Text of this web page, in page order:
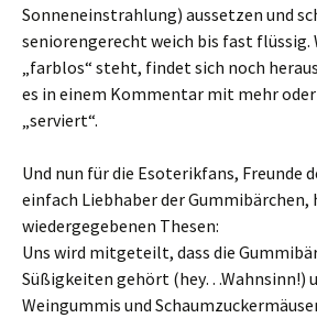
Sonneneinstrahlung) aussetzen und
seniorengerecht weich bis fast flüssig.
„farblos“ steht, findet sich noch
es in einem Kommentar mit mehr
„serviert“.
Und nun für die Esoterikfans, Freunde
einfach Liebhaber der Gummibärchen,
wiedergegebenen Thesen:
Uns wird mitgeteilt, dass die
Süßigkeiten gehört (hey…Wahnsinn!)
Weingummis und